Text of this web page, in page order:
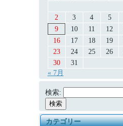
« 7月
2
3 4 5
9
10 11 12
16
17 18 19
23
24 25 26
30
31
検索:
カテゴリー